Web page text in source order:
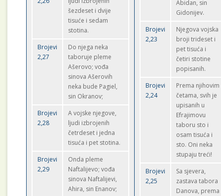
šezdeset i dvije
tisuće i sedam
stotina.
Brojevi
2,27
Do njega neka
taboruje pleme
Ašerovo; vođa
sinova Ašerovih
neka bude Pagiel,
sin Okranov;
Brojevi
2,28
A vojske njegove,
ljudi izbrojenih
četrdeset i jedna
tisuća i pet stotina.
Brojevi
2,29
Onda pleme
Naftalijevo; vođa
sinova Naftalijevi,
Ahira, sin Enanov;
Abidan, sin
Gidonijev.
Brojevi
2,23
Njegova vojska
broji trideset i
pet tisuća i
četiri stotine
popisanih.
Brojevi
2,24
Prema njihovim
četama, svih je
upisanih u
Efrajimovu
taboru sto i
osam tisuća i
sto. Oni neka
stupaju treći!
Brojevi
2,25
Sa sjevera,
zastava tabora
Danova, prema